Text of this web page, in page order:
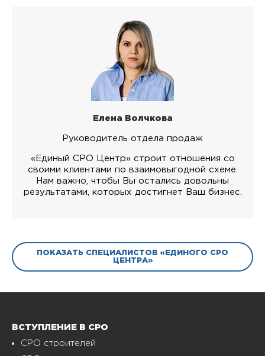
Елена Волчкова
Руководитель отдела продаж
«Единый СРО Центр» строит отношения со
своими клиентами по взаимовыгодной схеме.
Нам важно, чтобы Вы остались довольны
результатами, которых достигнет Ваш бизнес.
ПОКАЗАТЬ СПЕЦИАЛИСТОВ «ЕДИНОГО СРО
ЦЕНТРА»
ВСТУПЛЕНИЕ В СРО
СРО строителей